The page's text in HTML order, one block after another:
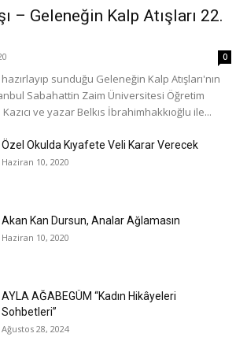
– Geleneğin Kalp Atışları 22.
0
sunduğu Geleneğin Kalp Atışları'nın
Sabahattin Zaim Üniversitesi Öğretim
ve yazar Belkıs İbrahimhakkıoğlu ile...
Özel Okulda Kıyafete Veli Karar Verecek
Haziran 10, 2020
Akan Kan Dursun, Analar Ağlamasın
Haziran 10, 2020
AYLA AĞABEGÜM “Kadın Hikâyeleri
Sohbetleri”
Ağustos 28, 2024